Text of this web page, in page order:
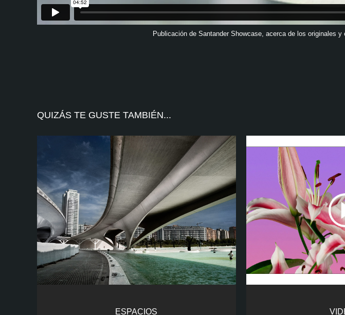
Publicación de Santander Showcase, acerca de los originales
QUIZÁS TE GUSTE TAMBIÉN...
ESPACIOS